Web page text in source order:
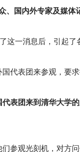
国内外专家及媒体
这一消息后，引起了
代表团来参观，要求
表团来到清华大学
参观光刻机，对方问